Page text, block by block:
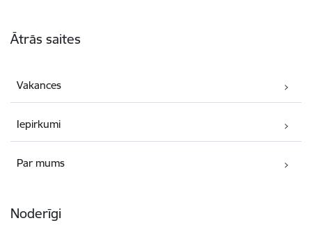
Ātrās saites
Vakances
Iepirkumi
Par mums
Noderīgi